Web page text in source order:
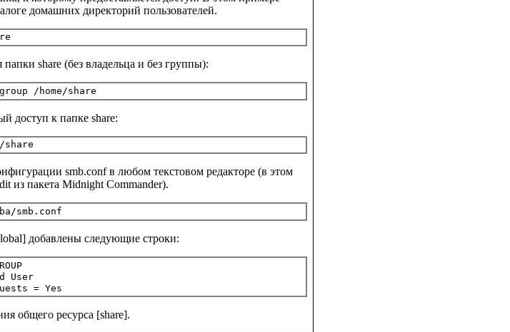
домашних директорий пользователей.
папки share (без владельца и без группы):
доступ к папке share:
smb.conf в любом текстовом редакторе (в этом
из пакета Midnight Commander).
добавлены следующие строки:
User
общего ресурса [share].